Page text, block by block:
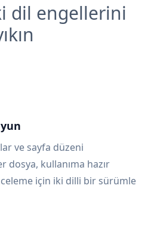
dil engellerini
ve sayfa düzeni
dosya, kullanıma hazır
için iki dilli bir sürümle